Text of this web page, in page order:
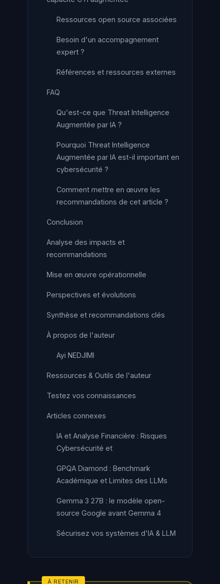
Ressources open source associées
Besoin d'un accompagnement
expert ?
Références et ressources externes
FAQ
Qu'est-ce que Threat Intelligence
Augmentée par IA ?
Pourquoi Threat Intelligence
Augmentée par IA est-il important en
cybersécurité ?
Comment mettre en œuvre les
recommandations de cet article ?
Conclusion
Analyse des impacts et
recommandations
Mise en œuvre opérationnelle
Perspectives et évolutions
Synthèse et recommandations clés
À propos de l'auteur
Ayi NEDJIMI
Ressources & Outils de l'auteur
Testez vos connaissances
Articles connexes
IA et Analyse Financière : Risques
Cybersécurité et
GPQA Diamond : Benchmark
Académique et Limites des LLMs
Gemma 3 27B : le modèle open-
source Google avant Gemma 4
Sécurisez vos systèmes d'IA & LLM